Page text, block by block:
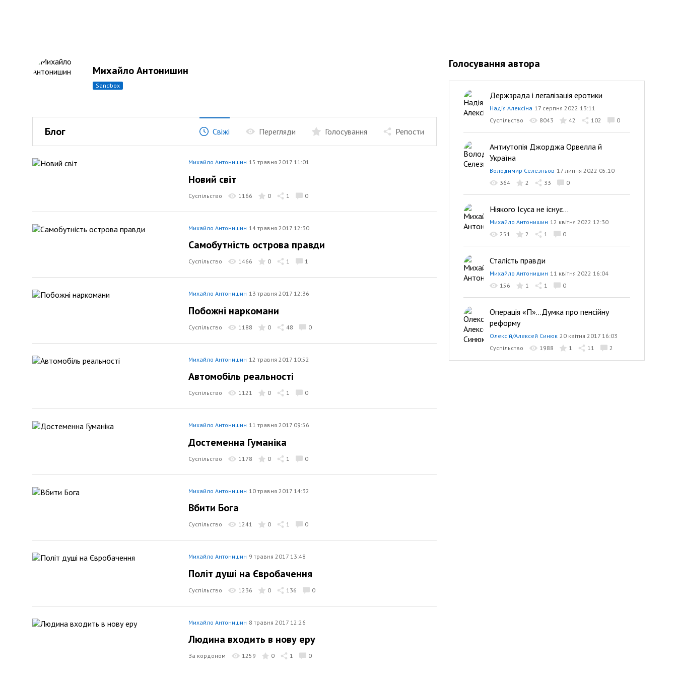
Михайло Антонишин
sandbox
Блог Свіжі Перегляди Голосування Репости
Михайло Антонишин 15 травня 2017 11:01
Новий світ
Суспільство 1166 0 1 0
Михайло Антонишин 14 травня 2017 12:30
Самобутність острова правди
Суспільство 1466 0 1 1
Михайло Антонишин 13 травня 2017 12:36
Побожні наркомани
Суспільство 1188 0 48 0
Михайло Антонишин 12 травня 2017 10:52
Автомобіль реальності
Суспільство 1121 0 1 0
Михайло Антонишин 11 травня 2017 09:56
Достеменна Гуманіка
Суспільство 1178 0 1 0
Михайло Антонишин 10 травня 2017 14:32
Вбити Бога
Суспільство 1241 0 1 0
Михайло Антонишин 9 травня 2017 13:48
Політ душі на Євробачення
Суспільство 1236 0 136 0
Михайло Антонишин 8 травня 2017 12:26
Людина входить в нову еру
За кордоном 1259 0 1 0
Голосування автора
Держзрада і легалізація еротики
Надія Алексіна 17 серпня 2022 13:11
Суспільство
8043 42 102 0
Антиутопія Джорджа Орвелла й
Україна
Володимир Селезньов 17 липня 2022 05:10
364
2 33 0
Ніякого Ісуса не існує...
Михайло Антонишин 12 квітня 2022 12:30
251
2 1 0
Сталість правди
Михайло Антонишин 11 квітня 2022 16:04
156
1 1 0
Операція «П»...Думка про пенсійну
реформу
Олексій/Алексей Синюк 20 квітня 2017 16:03
Суспільство
1988 1 11 2